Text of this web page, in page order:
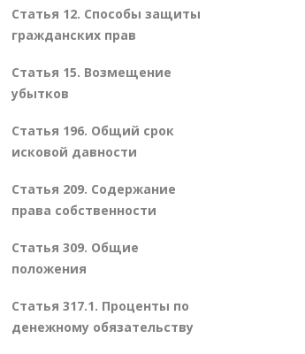
Статья 12. Способы защиты
гражданских прав
Статья 15. Возмещение
убытков
Статья 196. Общий срок
исковой давности
Статья 209. Содержание
права собственности
Статья 309. Общие
положения
Статья 317.1. Проценты по
денежному обязательству